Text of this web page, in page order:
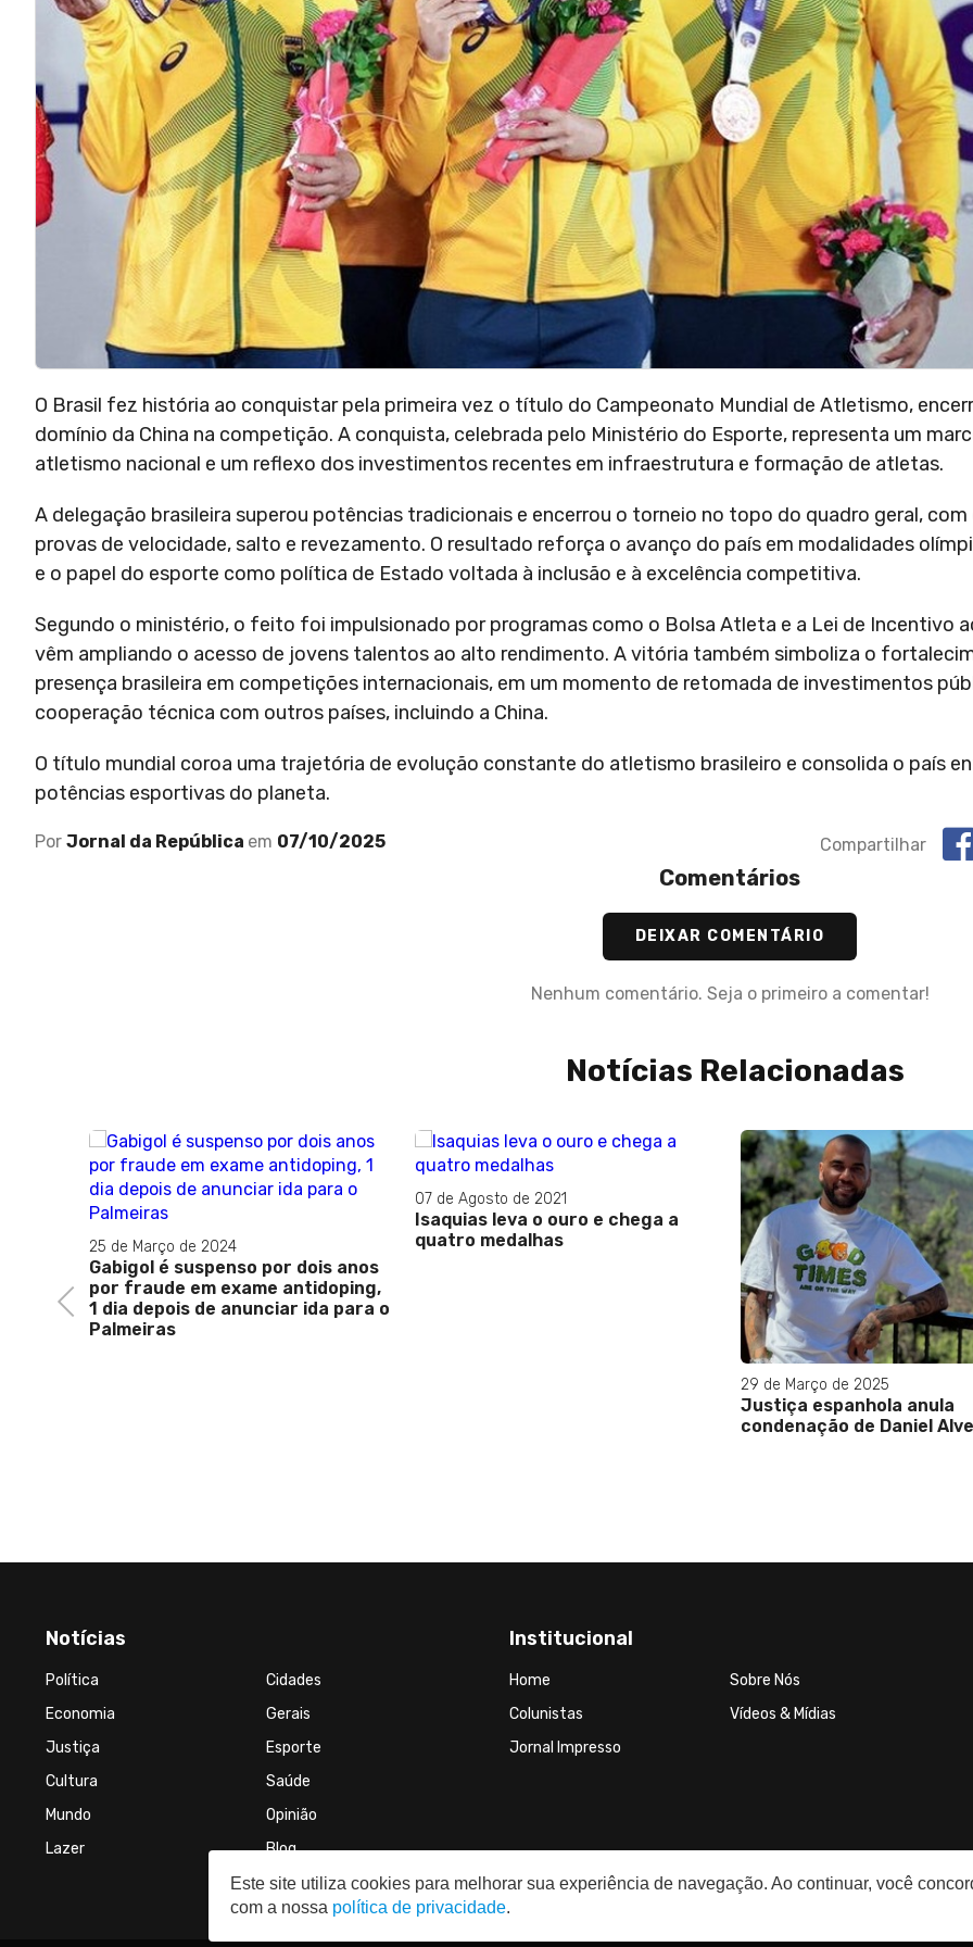
O Brasil fez história ao conquistar pela primeira vez o título do Campeonato Mundial de Atletismo,
domínio da China na competição. A conquista, celebrada pelo Ministério do Esporte, representa um
atletismo nacional e um reflexo dos investimentos recentes em infraestrutura e formação de atletas.
A delegação brasileira superou potências tradicionais e encerrou o torneio no topo do quadro geral,
provas de velocidade, salto e revezamento. O resultado reforça o avanço do país em modalidades
e o papel do esporte como política de Estado voltada à inclusão e à excelência competitiva.
Segundo o ministério, o feito foi impulsionado por programas como o Bolsa Atleta e a Lei de Incentivo
vêm ampliando o acesso de jovens talentos ao alto rendimento. A vitória também simboliza o
presença brasileira em competições internacionais, em um momento de retomada de investimentos
cooperação técnica com outros países, incluindo a China.
O título mundial coroa uma trajetória de evolução constante do atletismo brasileiro e consolida o país
potências esportivas do planeta.
Por Jornal da República em 07/10/2025 Compartilhar
Comentários
DEIXAR COMENTÁRIO
Nenhum comentário. Seja o primeiro a comentar!
Notícias Relacionadas
Previous
para o
07 de Agosto de 2021
Isaquias leva o ouro e chega a
quatro medalhas
08 de Abril de 2024
Daniel Alves fala pela
após deixar a prisão:
que eu vá, sobrevivo’
Notícias
Política
Cidades
Economia
Gerais
Justiça
Esporte
Cultura
Saúde
Mundo
Opinião
Lazer
Blog
Institucional
Home
Sobre Nós
Colunistas
Vídeos & Mídias
Jornal Impresso
Este site utiliza cookies para melhorar sua experiência de navegação. Ao continuar, você
com a nossa política de privacidade.